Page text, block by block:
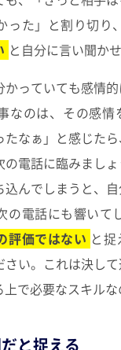
った」と割り切り、
と自分に言い聞か
っていても感情
なのは、その感情
たなぁ」と感じた
の電話に臨みまし
込んでしまうと、
の電話にも響いて
評価ではない と捉
い。これは決し
で必要なスキルな
と捉える